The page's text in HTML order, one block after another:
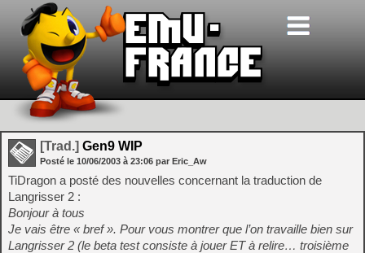
[Trad.] Gen9 WIP
Posté le 10/06/2003 à 23:06 par Eric_Aw
TiDragon a posté des nouvelles concernant la traduction de
Langrisser 2 :
Bonjour à tous
Je vais être « bref ». Pour vous montrer que l’on travaille bien sur
Langrisser 2 (le beta test consiste à jouer ET à relire… troisième